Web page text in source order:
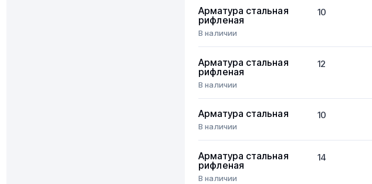
Арматура стальная
рифленая
В наличии
10
Арматура стальная
рифленая
В наличии
12
Арматура стальная
В наличии
10
Арматура стальная
рифленая
В наличии
14